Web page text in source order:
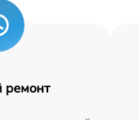
ремонт